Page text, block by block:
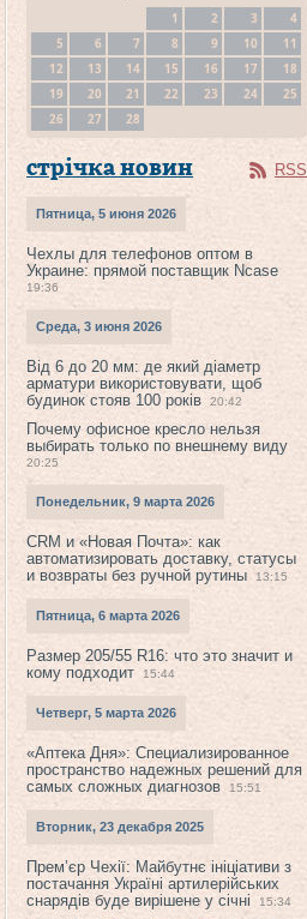
1
2 3
4
5
6 7 8 9 10
11
12
13 14 15 16 17
18
19
20 21 22 23 24
25
26
27 28
стрічка новин RSS
Пятница, 5 июня 2026
Чехлы для телефонов оптом в
Украине: прямой поставщик Ncase
19:36
Среда, 3 июня 2026
Від 6 до 20 мм: де який діаметр
арматури використовувати, щоб
будинок стояв 100 років
20:42
Почему офисное кресло нельзя
выбирать только по внешнему виду
20:25
Понедельник, 9 марта 2026
CRM и «Новая Почта»: как
автоматизировать доставку, статусы
и возвраты без ручной рутины
13:15
Пятница, 6 марта 2026
Размер 205/55 R16: что это значит и
кому подходит
15:44
Четверг, 5 марта 2026
«Аптека Дня»: Специализированное
пространство надежных решений для
самых сложных диагнозов
15:51
Вторник, 23 декабря 2025
Прем’єр Чехії: Майбутнє ініціативи з
постачання Україні артилерійських
снарядів буде вирішене у січні
15:34